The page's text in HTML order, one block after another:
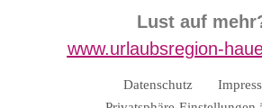
Lust auf
www.urlaubsregion-
Datenschutz